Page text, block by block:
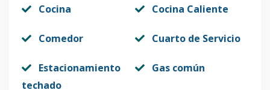
Cocina Cocina Caliente
Comedor Cuarto de Servicio
Estacionamiento
techado
Gas común